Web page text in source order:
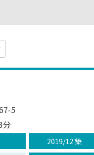
5
分
2019/12 築